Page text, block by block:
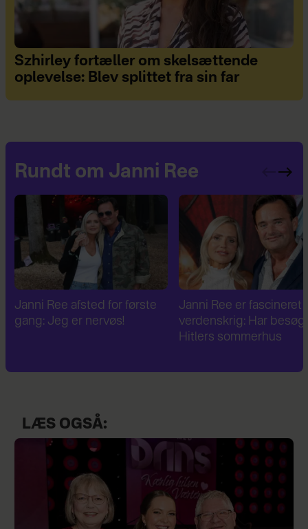
Szhirley fortæller om skelsættende
oplevelse: Blev splittet fra sin far
Rundt om Janni Ree
Janni Ree er fascineret af 2.
verdenskrig: Har besøgt
Janni Ree bryder
tavsheden: "Det er
fuldstændig absurd"
LÆS OGSÅ: